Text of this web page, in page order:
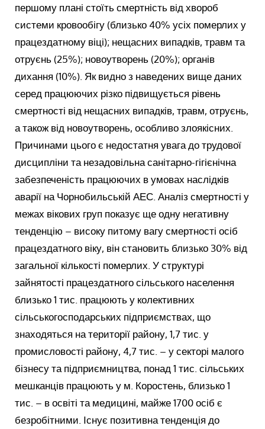
першому плані стоїть смертність від хвороб
системи кровообігу (близько 40% усіх померлих у
працездатному віці); нещасних випадків, травм та
отруєнь (25%); новоутворень (20%); органів
дихання (10%). Як видно з наведених вище даних
серед працюючих різко підвищується рівень
смертності від нещасних випадків, травм, отруєнь,
а також від новоутворень, особливо злоякісних.
Причинами цього є недостатня увага до трудової
дисципліни та незадовільна санітарно-гігієнічна
забезпеченість працюючих в умовах наслідків
аварії на Чорнобильській АЕС. Аналіз смертності у
межах вікових груп показує ще одну негативну
тенденцію – високу питому вагу смертності осіб
працездатного віку, він становить близько 30% від
загальної кількості померлих. У структурі
зайнятості працездатного сільського населення
близько 1 тис. працюють у колективних
сільськогосподарських підприємствах, що
знаходяться на території району, 1,7 тис. у
промисловості району, 4,7 тис. – у секторі малого
бізнесу та підприємництва, понад 1 тис. сільських
мешканців працюють у м. Коростень, близько 1
тис. – в освіті та медицині, майже 1700 осіб є
безробітними. Існує позитивна тенденція до